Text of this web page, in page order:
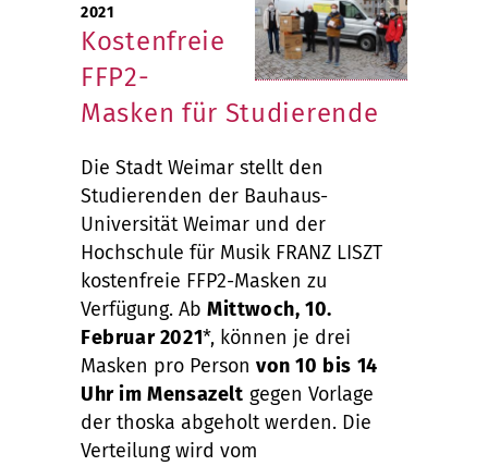
2021
Kostenfreie
FFP2-
Masken für Studierende
Die Stadt Weimar stellt den
Studierenden der Bauhaus-
Universität Weimar und der
Hochschule für Musik FRANZ LISZT
kostenfreie FFP2-Masken zu
Verfügung. Ab Mittwoch, 10.
Februar 2021*, können je drei
Masken pro Person von 10 bis 14
Uhr im Mensazelt gegen Vorlage
der thoska abgeholt werden. Die
Verteilung wird vom